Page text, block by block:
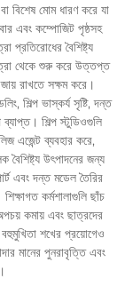
বিশেষ মোম ধারণ করে যা
এবং কম্পোজিট পৃষ্ঠসহ
প্রতিরোধের বৈশিষ্ট্য
থেকে শুরু করে উত্তপ্ত
রাখতে সক্ষম করে।
শিল্প ভাস্কর্য সৃষ্টি, দন্ত
ব্যাপ্ত। শিল্প স্টুডিওগুলি
এজেন্ট ব্যবহার করে,
বৈশিষ্ট্য উৎপাদনের জন্য
এবং দন্ত মডেল তৈরির
কর্মশালাগুলি ছাঁচ
কমায় এবং ছাত্রদের
বহুমুখিতা শখের প্রয়োগেও
মানের পুনরাবৃত্তি এবং